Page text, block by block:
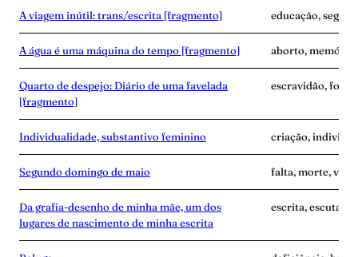
A viagem inútil: trans/escrita [fragmento] educação,
A água é uma máquina do tempo [fragmento] aborto,
Quarto de despejo: Diário de uma favelada
[fragmento]
escravidão,
Individualidade, substantivo feminino criação,
Segundo domingo de maio falta, morte,
Da grafia-desenho de minha mãe, um dos
lugares de nascimento de minha escrita
escrita, escuta,